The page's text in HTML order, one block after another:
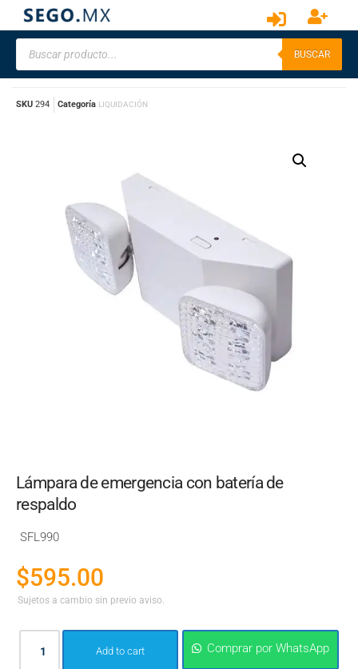
BUSCAR
SKU 294 Categoría LIQUIDACIÓN
Lámpara de emergencia con batería de
respaldo
SFL990
$595.00
Sujetos a cambio sin previo aviso.
Add to cart Comprar por WhatsApp